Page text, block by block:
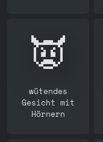
👿
wütendes
Gesicht mit
Hörnern